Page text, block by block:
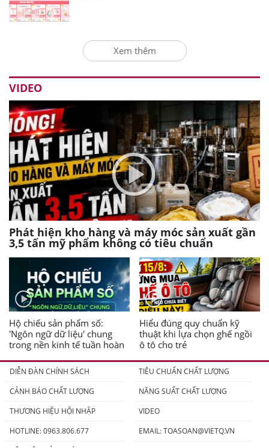
Xem thêm
VIDEO
Phát hiện kho hàng và máy móc sản xuất gần
3,5 tấn mỹ phẩm không có tiêu chuẩn
Hộ chiếu sản phẩm số:
'Ngôn ngữ dữ liệu' chung
trong nền kinh tế tuần hoàn
Hiểu đúng quy chuẩn kỹ
thuật khi lựa chọn ghế ngồi
ô tô cho trẻ
DIỄN ĐÀN CHÍNH SÁCH
TIÊU CHUẨN CHẤT LƯỢNG
CẢNH BÁO CHẤT LƯỢNG
NĂNG SUẤT CHẤT LƯỢNG
THƯƠNG HIỆU HỘI NHẬP
VIDEO
HOTLINE: 0963.806.677
EMAIL:TOASOAN@VIETQ.VN